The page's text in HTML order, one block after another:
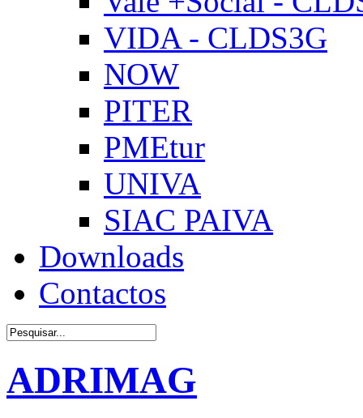
VIDA - CLDS3G
NOW
PITER
PMEtur
UNIVA
SIAC PAIVA
Downloads
Contactos
ADRIMAG